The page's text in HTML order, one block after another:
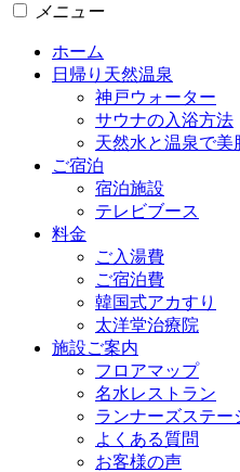
メニュー
ホーム
日帰り天然温泉
神戸ウォーター
サウナの入浴方法
天然水と温泉で美
ご宿泊
宿泊施設
テレビブース
料金
ご入湯費
ご宿泊費
韓国式アカすり
太洋堂治療院
施設ご案内
フロアマップ
名水レストラン
ランナーズステー
よくある質問
お客様の声